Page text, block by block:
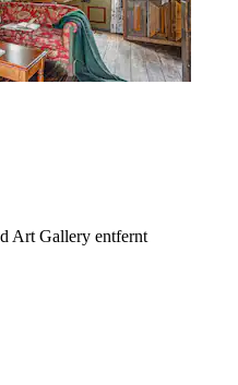
Art Gallery entfernt